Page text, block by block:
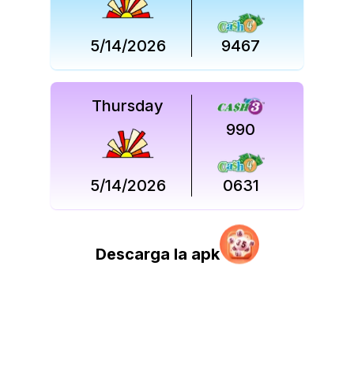
5/14/2026 9467
Thursday
5/14/2026
990
0631
Descarga la apk